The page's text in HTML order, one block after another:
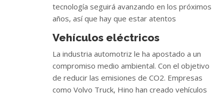
tecnología seguirá avanzando en los próximos
años, así que hay que estar atentos
Vehículos eléctricos
La industria automotriz le ha apostado a un
compromiso medio ambiental. Con el objetivo
de reducir las emisiones de CO2. Empresas
como Volvo Truck, Hino han creado vehículos